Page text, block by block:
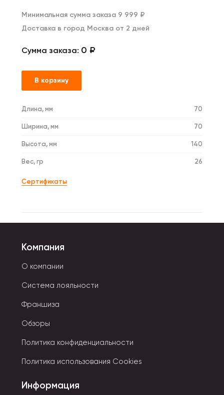
Минимальная сумма заказа 9 999 ₽
Доставка в город Москва от 2 дней
Сумма заказа: 0 ₽
В корзину
Длина, мм 70
Ширина, мм 70
Высота, мм 140
Вес, гр 26
Сертификаты
Компания
О компании
Система лояльности
Франшиза
Обзоры
Политика конфиденциальности
Политика использования Cookies
Информация